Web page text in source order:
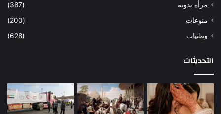
مرأه بدوية
(387)
منوعات
(200)
وطنيات
(628)
التحديثات